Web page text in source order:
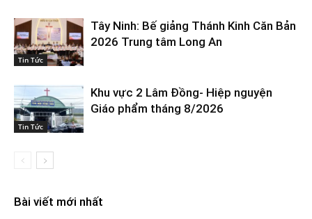
Tin Tức
Tây Ninh: Bế giảng Thánh Kinh Căn Bản
2026 Trung tâm Long An
Tin Tức
Khu vực 2 Lâm Đồng- Hiệp nguyện
Giáo phẩm tháng 8/2026
Bài viết mới nhất